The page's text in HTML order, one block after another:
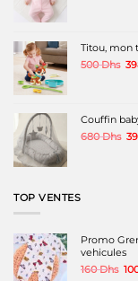
Titou, mon
500Dhs Le
Couffin
680Dhs Le
TOP VENTES
Promo
vehicules
160Dhs Le